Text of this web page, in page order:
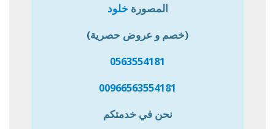
المصورة خلود
(خصم و عروض حصرية)
0563554181
00966563554181
نحن في خدمتكم